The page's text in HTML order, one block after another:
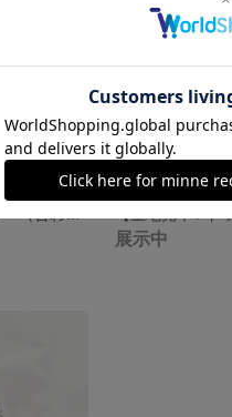
展示中